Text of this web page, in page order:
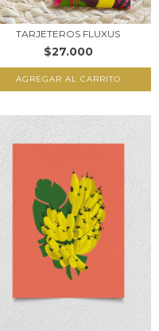
TARJETEROS FLUXUS
$27.000
AGREGAR AL CARRITO